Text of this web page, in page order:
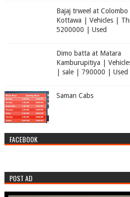
Bajaj trweel at Colombo
Kottawa | Vehicles |
5200000 | Used
Dimo batta at Matara
Kamburupitiya |
| sale | 790000 | Used
Saman Cabs
FACEBOOK
POST AD